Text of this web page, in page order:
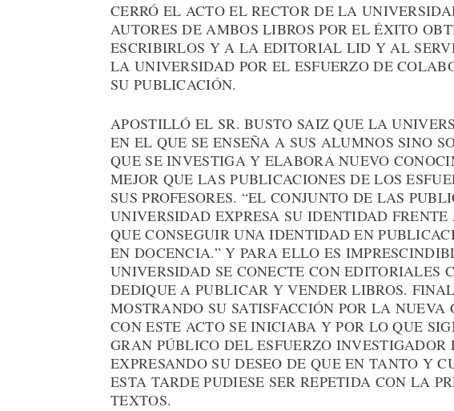
CERRÓ EL ACTO EL RECTOR DE LA
AUTORES DE AMBOS LIBROS POR EL ÉXITO
ESCRIBIRLOS Y A LA EDITORIAL LID Y AL
LA UNIVERSIDAD POR EL ESFUERZO DE
SU PUBLICACIÓN.
APOSTILLÓ EL SR. BUSTO SAIZ QUE LA
EN EL QUE SE ENSEÑA A SUS ALUMNOS SINO
QUE SE INVESTIGA Y ELABORA NUEVO
MEJOR QUE LAS PUBLICACIONES DE LOS
SUS PROFESORES. “EL CONJUNTO DE LAS
UNIVERSIDAD EXPRESA SU IDENTIDAD
QUE CONSEGUIR UNA IDENTIDAD EN
EN DOCENCIA.” Y PARA ELLO ES
UNIVERSIDAD SE CONECTE CON EDITORIALES
DEDIQUE A PUBLICAR Y VENDER LIBROS.
MOSTRANDO SU SATISFACCIÓN POR LA NUEVA
CON ESTE ACTO SE INICIABA Y POR LO QUE
GRAN PÚBLICO DEL ESFUERZO
EXPRESANDO SU DESEO DE QUE EN TANTO Y
ESTA TARDE PUDIESE SER REPETIDA CON LA
TEXTOS.